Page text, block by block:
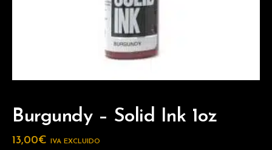
Burgundy – Solid Ink 1oz
13,00€ IVA EXCLUIDO